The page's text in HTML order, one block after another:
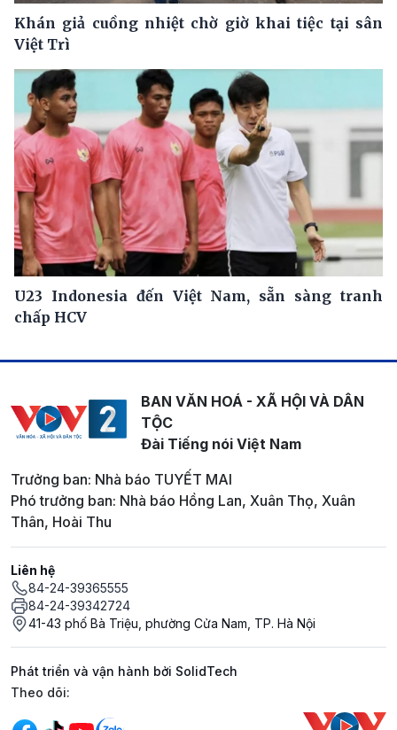
Khán giả cuồng nhiệt chờ giờ khai tiệc tại sân
Việt Trì
U23 Indonesia đến Việt Nam, sẵn sàng tranh
chấp HCV
BAN VĂN HOÁ - XÃ HỘI VÀ DÂN
TỘC
Đài Tiếng nói Việt Nam
Trưởng ban: Nhà báo TUYẾT MAI
Phó trưởng ban: Nhà báo Hồng Lan, Xuân Thọ, Xuân
Thân, Hoài Thu
Liên hệ
84-24-39365555
84-24-39342724
41-43 phố Bà Triệu, phường Cửa Nam, TP. Hà Nội
Phát triển và vận hành bởi SolidTech
Mạng xã hội
Theo dõi: